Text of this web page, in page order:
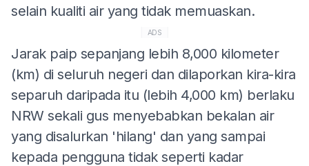
selain kualiti air yang tidak memuaskan.
ADS
Jarak paip sepanjang lebih 8,000 kilometer
(km) di seluruh negeri dan dilaporkan kira-kira
separuh daripada itu (lebih 4,000 km) berlaku
NRW sekali gus menyebabkan bekalan air
yang disalurkan 'hilang' dan yang sampai
kepada pengguna tidak seperti kadar